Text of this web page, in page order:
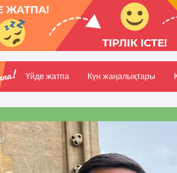
Үйде жатпа Күн жаңалықтары